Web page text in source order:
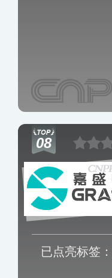
08
已点亮标签：